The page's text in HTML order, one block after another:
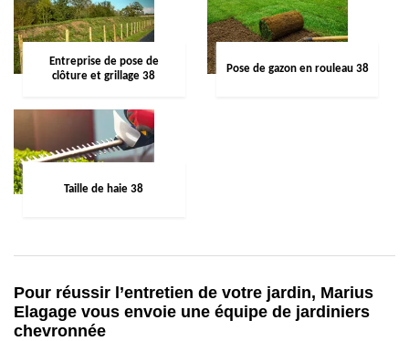
Entreprise de pose de
clôture et grillage 38
Pose de gazon en rouleau 38
Taille de haie 38
Pour réussir l’entretien de votre jardin, Marius
Elagage vous envoie une équipe de jardiniers
chevronnée